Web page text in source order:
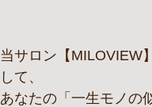
当サロン【MILOVIEW
して、
あなたの「一生モノの